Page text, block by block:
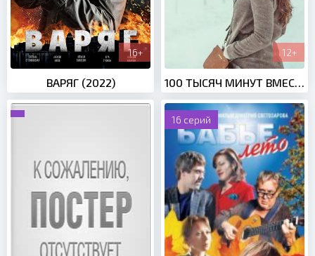
16+
ВАРЯГ (2022)
12+
100 ТЫСЯЧ МИНУТ ВМЕСТЕ (2021)
16 серий